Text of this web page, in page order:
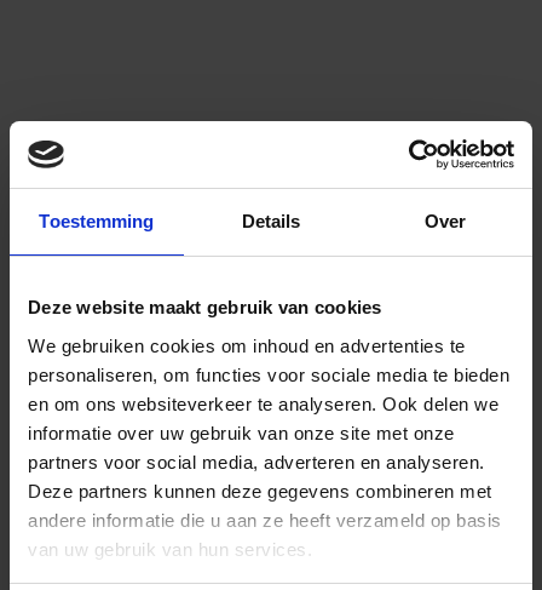
Toestemming Details Over
Deze website maakt gebruik van cookies
We gebruiken cookies om inhoud en advertenties te
personaliseren, om functies voor sociale media te bieden
en om ons websiteverkeer te analyseren. Ook delen we
informatie over uw gebruik van onze site met onze
partners voor social media, adverteren en analyseren.
Deze partners kunnen deze gegevens combineren met
andere informatie die u aan ze heeft verzameld op basis
van uw gebruik van hun services.